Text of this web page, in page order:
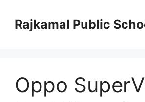
contentRajkamal Public
Oppo